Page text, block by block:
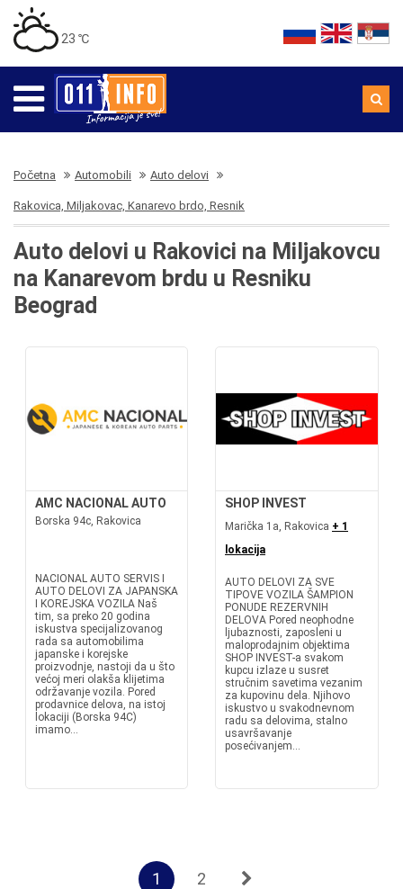
23 ℃
Početna Automobili Auto delovi
Rakovica, Miljakovac, Kanarevo brdo, Resnik
Auto delovi u Rakovici na Miljakovcu
na Kanarevom brdu u Resniku
Beograd
AMC NACIONAL AUTO
Borska 94c, Rakovica
NACIONAL AUTO SERVIS I
AUTO DELOVI ZA JAPANSKA
I KOREJSKA VOZILA Naš
tim, sa preko 20 godina
iskustva specijalizovanog
rada sa automobilima
japanske i korejske
proizvodnje, nastoji da u što
većoj meri olakša klijetima
održavanje vozila. Pored
prodavnice delova, na istoj
lokaciji (Borska 94C)
imamo...
SHOP INVEST
Marička 1a, Rakovica + 1
lokacija
AUTO DELOVI ZA SVE
TIPOVE VOZILA ŠAMPION
PONUDE REZERVNIH
DELOVA Pored neophodne
ljubaznosti, zaposleni u
maloprodajnim objektima
SHOP INVEST-a svakom
kupcu izlaze u susret
stručnim savetima vezanim
za kupovinu dela. Njihovo
iskustvo u svakodnevnom
radu sa delovima, stalno
usavršavanje
posećivanjem...
1 2